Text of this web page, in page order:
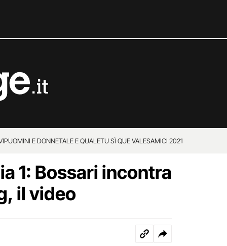
UOMINI E DONNETALE E QUALETU SÌ QUE VALESAMICI 2021
1: Bossari incontra
il video